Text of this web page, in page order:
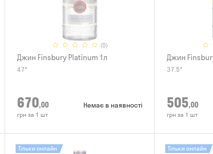
(0)
Джин Finsbury Platinum 1л
47°
670,00
грн за 1 шт
Немає в наявності
Джин
37.5°
505,00
грн за 1 шт
Тільки онлайн Тільки онлайн